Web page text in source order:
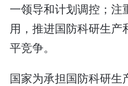
一领导和计划调控；注
用，推进国防科研生产
平竞争。
国家为承担国防科研生